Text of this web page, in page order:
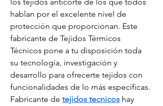
hablan por el excelente nivel de
protección que proporcionan. Este
fabricante de Tejidos Térmicos
Técnicos pone a tu disposición toda
su tecnología, investigación y
desarrollo para ofrecerte tejidos con
funcionalidades de lo más específicas.
Fabricante de tejidos tecnicos hay